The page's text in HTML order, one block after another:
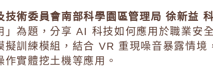
技術委員會南部科學園區管理局 徐新益
」為題，分享 AI 科技如何應用於職業安
擬訓練模組，結合 VR 重現噪音暴露情境
作實體挖土機等應用。